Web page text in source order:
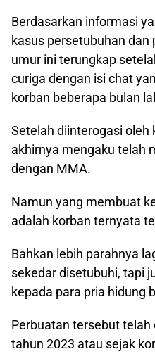
Berdasarkan informasi
kasus persetubuhan dan
umur ini terungkap
curiga dengan isi chat
korban beberapa bulan
Setelah diinterogasi oleh
akhirnya mengaku telah
dengan MMA.
Namun yang membuat
adalah korban ternyata
Bahkan lebih parahnya
sekedar disetubuhi, tapi
kepada para pria hidung
Perbuatan tersebut
tahun 2023 atau sejak